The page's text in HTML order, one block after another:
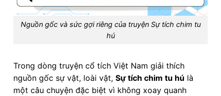
Nguồn gốc và sức gợi riêng của truyện Sự tích chim tu
hú
Trong dòng truyện cổ tích Việt Nam giải thích
nguồn gốc sự vật, loài vật, Sự tích chim tu hú là
một câu chuyện đặc biệt vì không xoay quanh